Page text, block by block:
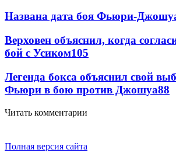
Названа дата боя Фьюри-
Верховен объяснил, когда
бой с Усиком105
Легенда бокса объяснил свой
Фьюри в бою против Джошуа88
Читать комментарии
Полная версия сайта